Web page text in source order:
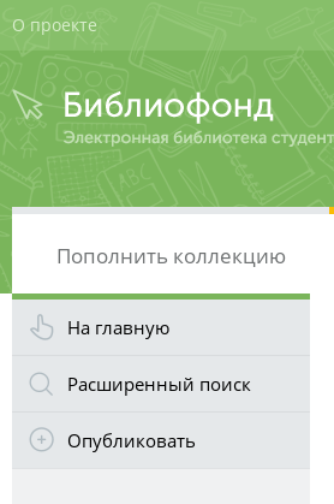
О проекте
Пополнить коллекцию
На главную
Расширенный поиск
Опубликовать